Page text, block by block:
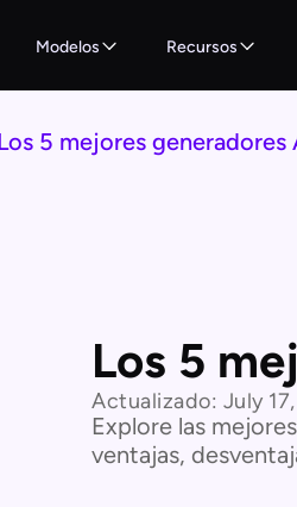
Modelos Recursos
5 mejores generadores
Los 5
Actualizado: July
Explore las
ventajas,